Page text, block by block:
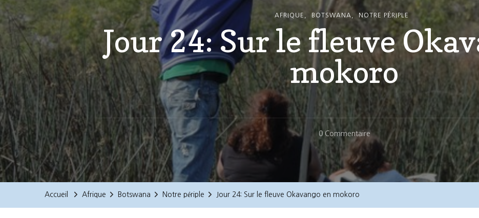
AFRIQUE BOTSWANA NOTRE PÉRIPLE
Jour 24: Sur le fleuve
mokoro
0 CommentaireSur
Jour
Sur
Fleuve
Accueil Afrique Botswana Notre périple Jour 24: Sur le fleuve Okavango en mokoro